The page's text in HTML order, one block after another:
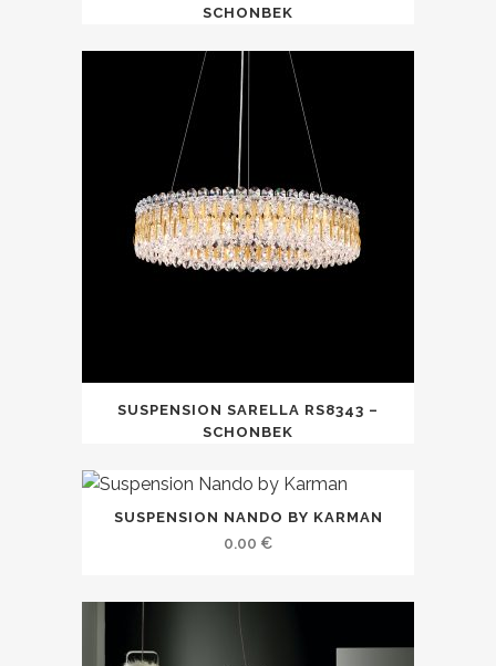
SCHONBEK
SUSPENSION SARELLA RS8343 –
SCHONBEK
SUSPENSION NANDO BY KARMAN
0.00 €